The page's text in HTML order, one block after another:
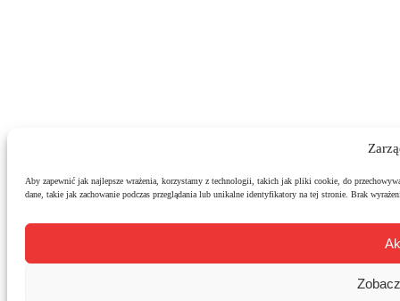
Aby zapewnić jak najlepsze wrażenia, korzystamy z technologii, takich jak pliki cookie, do
dane, takie jak zachowanie podczas przeglądania lub unikalne identyfikatory na tej stronie. Brak